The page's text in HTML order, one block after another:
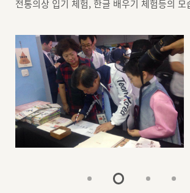
전통의상 입기 체험, 한글 배우기 체험등의 모